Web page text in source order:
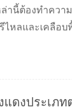
ล่านี้ต้องทำคว
ไหลและเคลือ
ดงประเภท